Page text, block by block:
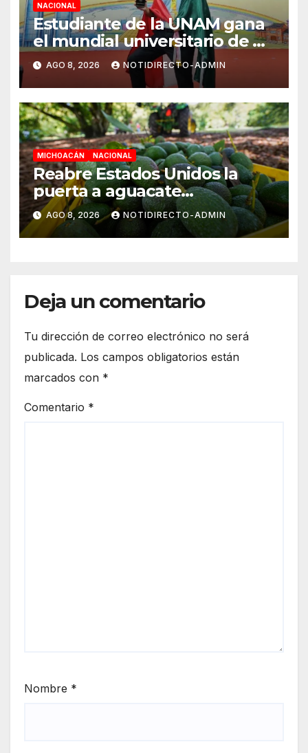
NACIONAL
Estudiante de la UNAM gana
el mundial universitario de Go
en China
AGO 8, 2026 NOTIDIRECTO-ADMIN
MICHOACÁN NACIONAL
Reabre Estados Unidos la
puerta a aguacate
michoacano de forma
“gradual”
AGO 8, 2026 NOTIDIRECTO-ADMIN
Deja un comentario
Tu dirección de correo electrónico no será
publicada. Los campos obligatorios están
marcados con *
Comentario *
Nombre *